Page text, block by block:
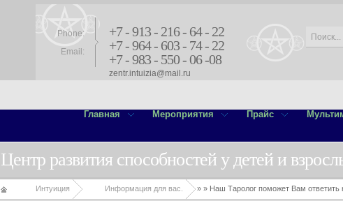
Phone:
Email:
+7 - 913 - 216 - 64 - 22
+7 - 964 - 603 - 74 - 22
+7 - 983 - 550 - 06 -08
zentr.intuizia@mail.ru
Главная Мероприятия Прайс
Центр развития способностей у детей и
Интуиция »
Информация для вас. » Наш Таролог поможет Вам